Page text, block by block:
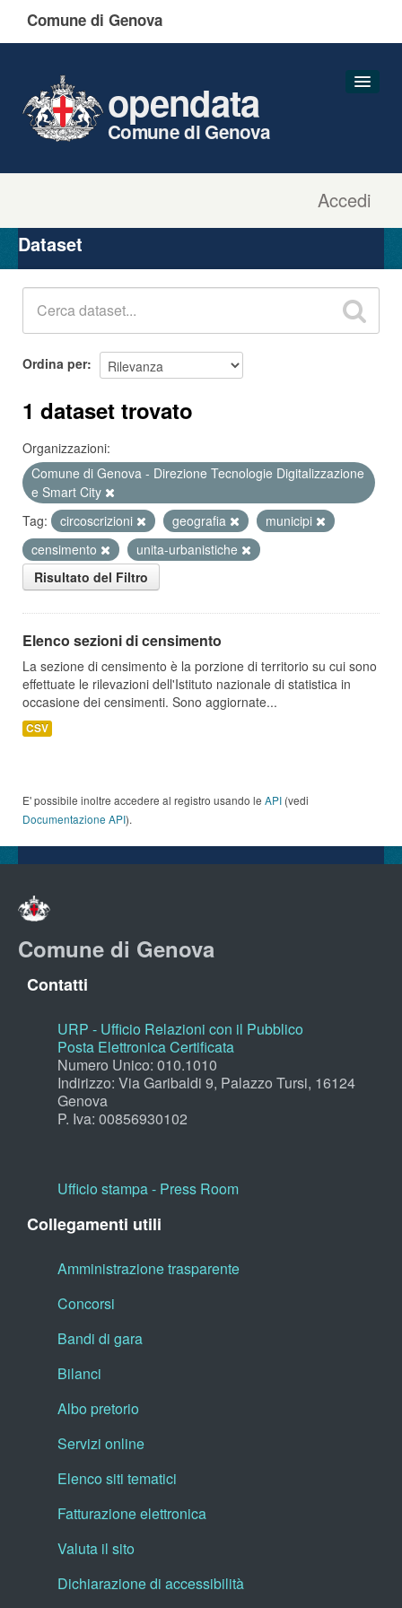
Comune di Genova
Accedi
opendata
Comune di Genova
Organizzazioni
Gruppi
Dataset
Ordina per
1 dataset trovato
Organizzazioni:
Comune di Genova - Direzione Tecnologie Digitalizzazione
e Smart City
Tag:
circoscrizioni geografia
municipi
censimento
unita-urbanistiche
Risultato del Filtro
Elenco sezioni di censimento
La sezione di censimento è la porzione di territorio su cui sono
effettuate le rilevazioni dell'Istituto nazionale di statistica in
occasione dei censimenti. Sono aggiornate...
CSV
E' possibile inoltre accedere al registro usando le API (vedi
Documentazione API).
Comune di Genova
Contatti
URP - Ufficio Relazioni con il Pubblico
Posta Elettronica Certificata
Numero Unico: 010.1010
Indirizzo: Via Garibaldi 9, Palazzo Tursi, 16124
Genova
P. Iva: 00856930102
Ufficio stampa - Press Room
Collegamenti utili
Amministrazione trasparente
Concorsi
Bandi di gara
Bilanci
Albo pretorio
Servizi online
Elenco siti tematici
Fatturazione elettronica
Valuta il sito
Dichiarazione di accessibilità